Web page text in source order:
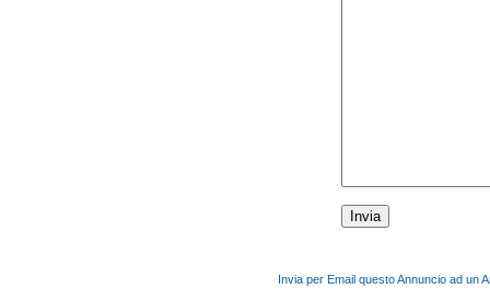
Invia per Email questo Annuncio ad un